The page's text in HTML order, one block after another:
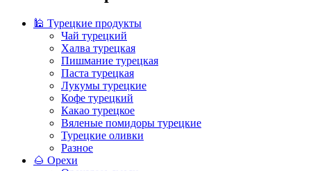
🕌 Турецкие продукты
Чай турецкий
Халва турецкая
Пишмание турецкая
Паста турецкая
Лукумы турецкие
Кофе турецкий
Какао турецкое
Вяленые помидоры турецкие
Турецкие оливки
Разное
🌰 Орехи